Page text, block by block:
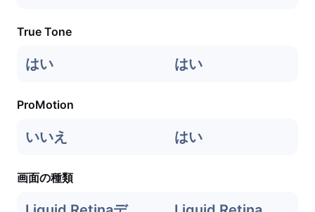
True Tone
はい はい
ProMotion
いいえ はい
画面の種類